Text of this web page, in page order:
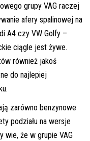
grupy VAG raczej
afery spalinowej na
A4 czy VW Golfy –
ciągle jest żywe.
również jakoś
do najlepiej
zarówno benzynowe
podziału na wersje
wie, że w grupie VAG